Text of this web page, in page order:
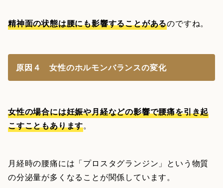
精神面の状態は腰にも影響することがあるのですね。
原因４ 女性のホルモンバランスの変化
女性の場合には妊娠や月経などの影響で腰痛を引き起
こすこともあります。
月経時の腰痛には「プロスタグランジン」という物質
の分泌量が多くなることが関係しています。